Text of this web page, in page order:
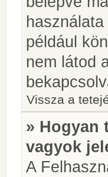
például
nem látod
Vissza a
» Hogyan
vagyok
A